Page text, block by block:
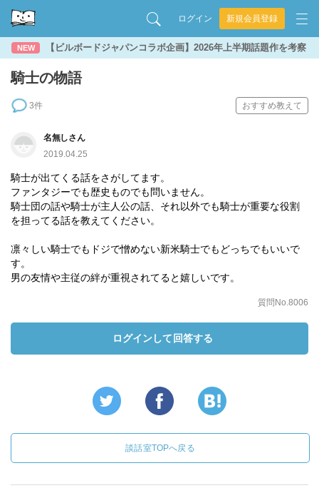
ログイン 新規会員登録
NEW 【ビルボードジャパンコラボ企画】2026年上半期話題作を考察
騎士の物語
3件 おすすめ教えて
名無しさん
2019.04.25
騎士が出てくる話をさがしてます。
ファンタジーでも歴史ものでも問いません。
騎士団の話や騎士が主人公の話、それ以外でも騎士が重要な役割
を担ってる話を教えてください。
凛々しい騎士でもドジで憎めない新米騎士でもどっちでもいいで
す。
男の友情や主従の絆が重視されてると嬉しいです。
質問No.8006
ログインして回答する
談話室TOPへ戻る